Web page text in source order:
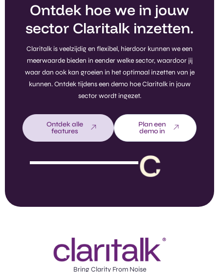
Ontdek hoe we in jouw
sector Claritalk inzetten.
Claritalk is veelzijdig en flexibel, hierdoor kunnen we een
meerwaarde bieden in eender welke sector, waardoor jij
waar dan ook kan groeien in het optimaal inzetten van je
kunnen. Ontdek tijdens een demo hoe Claritalk in jouw
sector wordt ingezet.
Ontdek alle
features
Plan een
demo in
Bring Clarity From Noise